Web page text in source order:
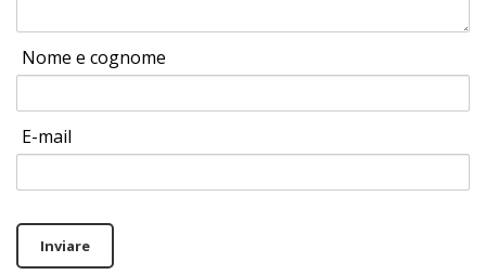
Nome e cognome
E-mail
Inviare